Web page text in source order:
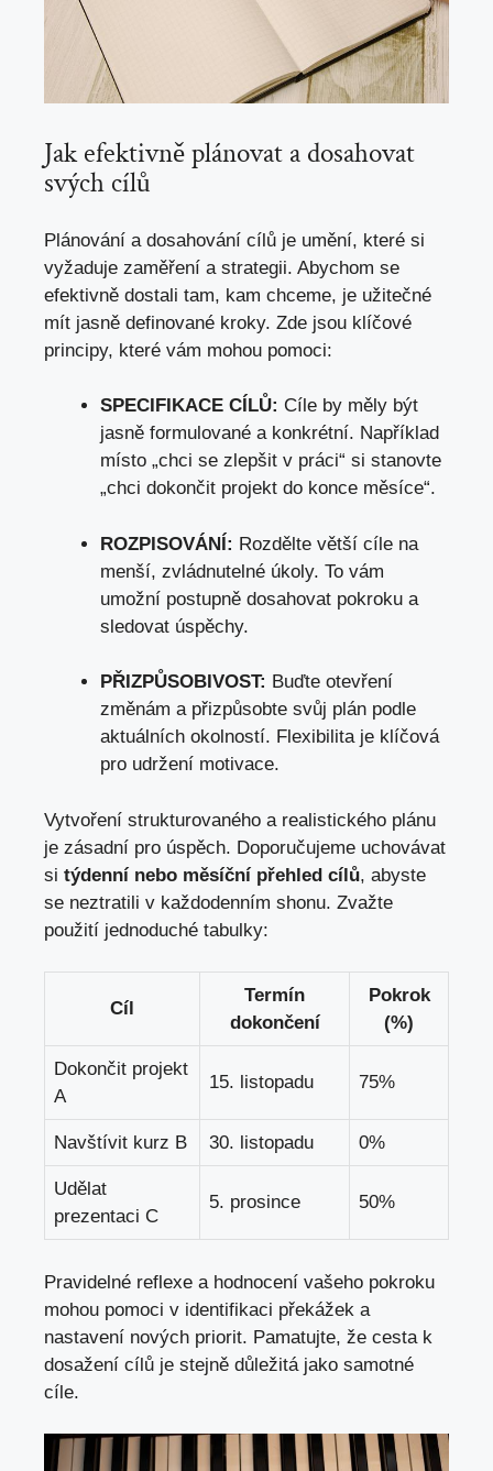
Jak efektivně plánovat a dosahovat
svých cílů
Plánování a dosahování cílů je umění, které si
vyžaduje zaměření a strategii. Abychom se
efektivně dostali tam, kam chceme, je užitečné
mít jasně definované kroky. Zde jsou klíčové
principy, které vám mohou pomoci:
SPECIFIKACE CÍLŮ: Cíle by měly být
jasně formulované a konkrétní. Například
místo „chci se zlepšit v práci“ si stanovte
„chci dokončit projekt do konce měsíce“.
ROZPISOVÁNÍ: Rozdělte větší cíle na
menší, zvládnutelné úkoly. To vám
umožní postupně dosahovat pokroku a
sledovat úspěchy.
PŘIZPŮSOBIVOST: Buďte otevření
změnám a přizpůsobte svůj plán podle
aktuálních okolností. Flexibilita je klíčová
pro udržení motivace.
Vytvoření strukturovaného a realistického plánu
je zásadní pro úspěch. Doporučujeme uchovávat
si týdenní nebo měsíční přehled cílů, abyste
se neztratili v každodenním shonu. Zvažte
použití jednoduché tabulky:
Cíl
Termín
dokončení
Pokrok
(%)
Dokončit projekt
A
15. listopadu 75%
Navštívit kurz B 30. listopadu 0%
Udělat
prezentaci C
5. prosince 50%
Pravidelné reflexe a hodnocení vašeho pokroku
mohou pomoci v identifikaci překážek a
nastavení nových priorit. Pamatujte, že cesta k
dosažení cílů je stejně důležitá jako samotné
cíle.